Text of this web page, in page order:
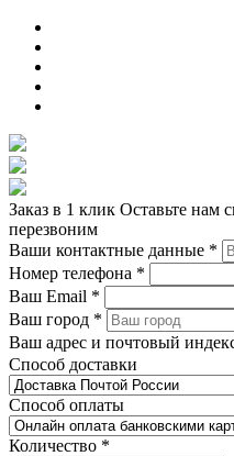
Заказ в 1 клик Оставьте нам
перезвоним
Ваши контактные данные *
Номер телефона *
Ваш Email *
Ваш город *
Ваш адрес и почтовый
Способ доставки
Способ оплаты
Количество *